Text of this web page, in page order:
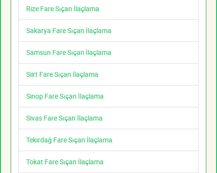
Rize Fare Sıçan İlaçlama
Sakarya Fare Sıçan İlaçlama
Samsun Fare Sıçan İlaçlama
Siirt Fare Sıçan İlaçlama
Sinop Fare Sıçan İlaçlama
Sivas Fare Sıçan İlaçlama
Tekirdağ Fare Sıçan İlaçlama
Tokat Fare Sıçan İlaçlama